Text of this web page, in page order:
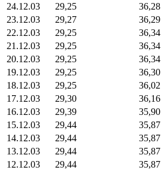
24.12.03
29,25
36,28
23.12.03
29,27
36,29
22.12.03
29,25
36,34
21.12.03
29,25
36,34
20.12.03
29,25
36,34
19.12.03
29,25
36,30
18.12.03
29,25
36,02
17.12.03
29,30
36,16
16.12.03
29,39
35,90
15.12.03
29,44
35,87
14.12.03
29,44
35,87
13.12.03
29,44
35,87
12.12.03
29,44
35,87